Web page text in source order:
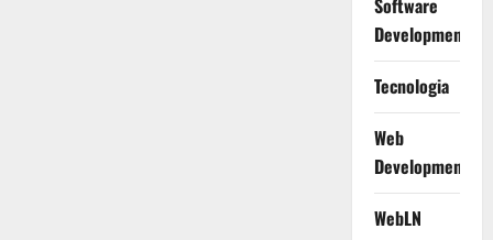
Software
Development
Tecnologia
Web
Development
WebLN